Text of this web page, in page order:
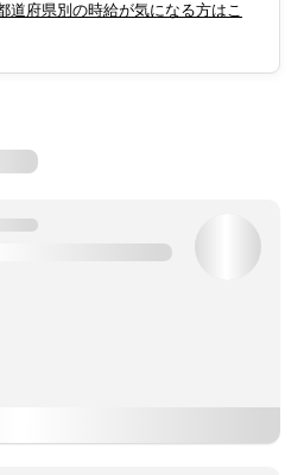
道府県別の時給が気になる方はこ